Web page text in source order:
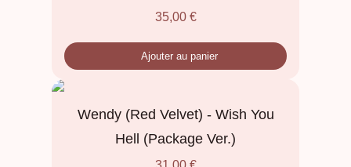
35,00 €
Ajouter au panier
Wendy (Red Velvet) - Wish You
Hell (Package Ver.)